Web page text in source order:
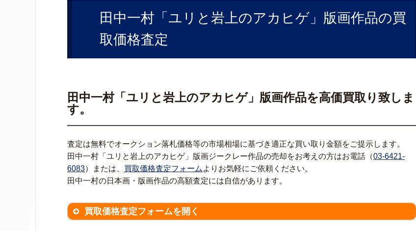
田中一村「ユリと岩上のアカヒゲ」版画作品の買
取価格査定
田中一村「ユリと岩上のアカヒゲ」版画作品を高価買取り致しま
す。
査定は無料でオークション落札価格等の市場相場に基づき適正な買い取り金額をご提示します。
田中一村「ユリと岩上のアカヒゲ」版画ジークレー作品の売却をお考えの方はお電話（03-6421-
6083）または、 買取価格査定フォーム よりお気軽にご依頼ください。
田中一村の日本画・版画作品の高額査定には自信があります。
買取価格査定フォームを開く